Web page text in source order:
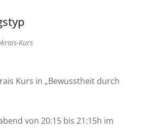
Kurs
Kurs in „Bewusstheit durch
von 20:15 bis 21:15h im